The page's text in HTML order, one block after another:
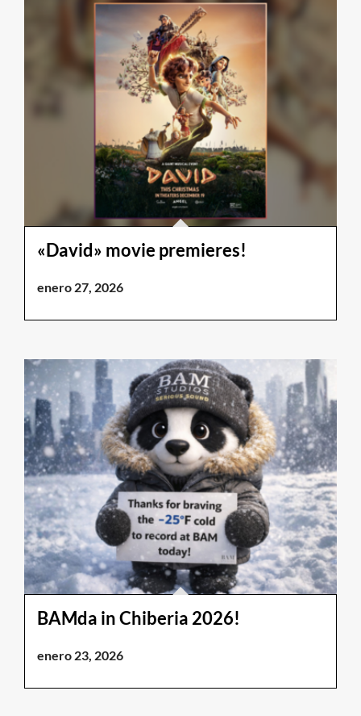
«David» movie premieres!
enero 27, 2026
BAMda in Chiberia 2026!
enero 23, 2026